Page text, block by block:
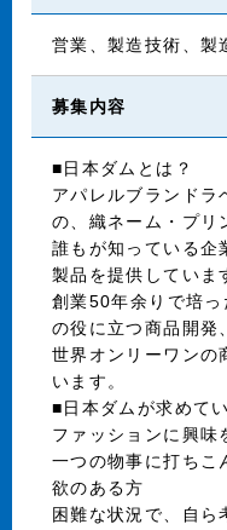
営業、製造技術、製
募集内容
■日本ダムとは？
アパレルブランドラ
の、織ネーム・プリ
誰もが知っている企
製品を提供していま
創業50年余りで培
の役に立つ商品開発、
世界オンリーワンの
います。
■日本ダムが求めて
ファッションに興味
一つの物事に打ちこ
欲のある方
困難な状況で、自ら